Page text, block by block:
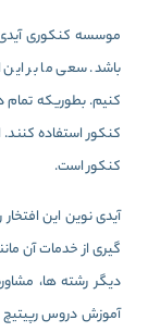
باشد. سعی ما بر این
کنیم. بطوریکه تمام
کنکور استفاده کنند.
کنکور است.
آیدی نوین این
گیری از خدمات آن
دیگر رشته ها،
آموزش دروس رپیتیچ